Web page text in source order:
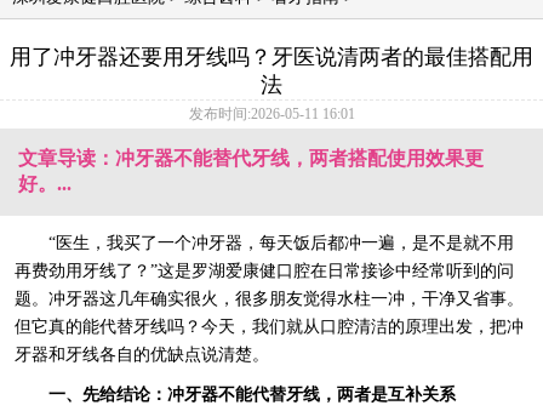
用了冲牙器还要用牙线吗？牙医说清两者的最佳搭配用
法
发布时间:2026-05-11 16:01
文章导读：冲牙器不能替代牙线，两者搭配使用效果更
好。...
“医生，我买了一个冲牙器，每天饭后都冲一遍，是不是就不用
再费劲用牙线了？”这是罗湖爱康健口腔在日常接诊中经常听到的问
题。冲牙器这几年确实很火，很多朋友觉得水柱一冲，干净又省事。
但它真的能代替牙线吗？今天，我们就从口腔清洁的原理出发，把冲
牙器和牙线各自的优缺点说清楚。
一、先给结论：冲牙器不能代替牙线，两者是互补关系